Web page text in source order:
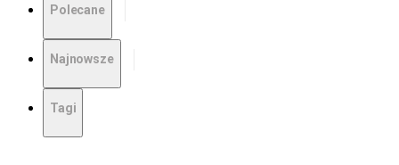
Polecane
Najnowsze
Tagi